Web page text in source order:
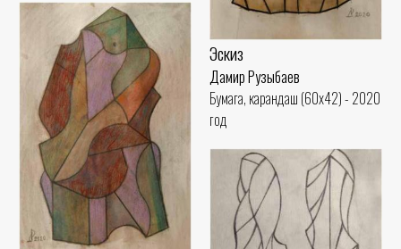
Эскиз
Дамир Рузыбаев
Бумага, карандаш (60x42) - 2020
год